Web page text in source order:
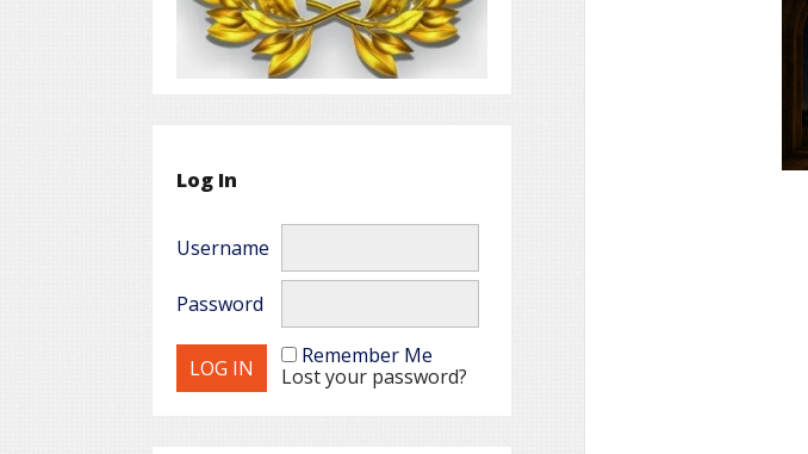
Log In
Username
Password
Remember Me
Lost your password?